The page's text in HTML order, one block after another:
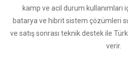
kamp ve acil durum kullanımları
batarya ve hibrit sistem çözümleri
ve satış sonrası teknik destek ile
verir.